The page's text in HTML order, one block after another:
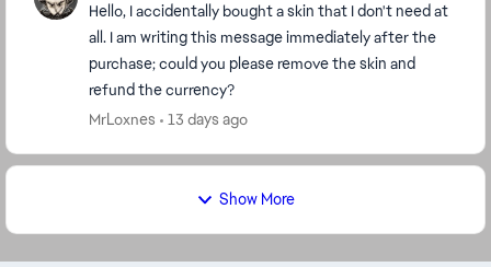
Hello, I accidentally bought a skin that I don't need at
all. I am writing this message immediately after the
purchase; could you please remove the skin and
refund the currency?
MrLoxnes
13 days ago
Show More